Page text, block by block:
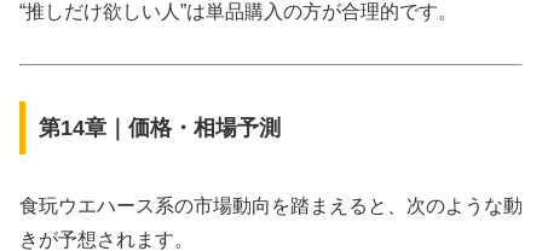
“推しだけ欲しい人”は単品購入の方が合理的です。
第14章｜価格・相場予測
食玩ウエハース系の市場動向を踏まえると、次のような動
きが予想されます。